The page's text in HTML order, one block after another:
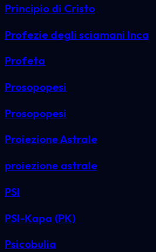
Principio di Cristo
Profezie degli sciamani Inca
Profeta
Prosopopesi
Prosopopesi
Proiezione Astrale
proiezione astrale
PSI
PSI-Kapa (PK)
Psicobulia